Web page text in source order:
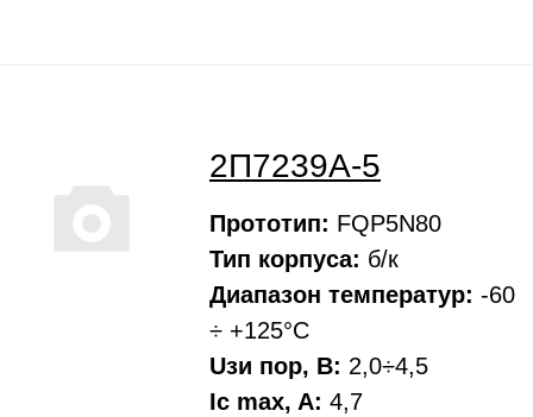
2П7239А-5
Прототип: FQP5N80
Тип корпуса: б/к
Диапазон температур: -60
÷ +125°С
Uзи пор, В: 2,0÷4,5
Ic max, A: 4,7